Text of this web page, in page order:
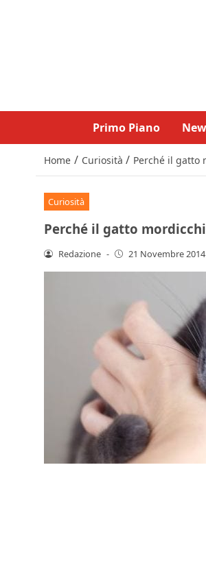
Primo Piano
Home / Curiosità / Perché il gatto
Curiosità
Perché il gatto
Redazione - 21 Novembre 2014